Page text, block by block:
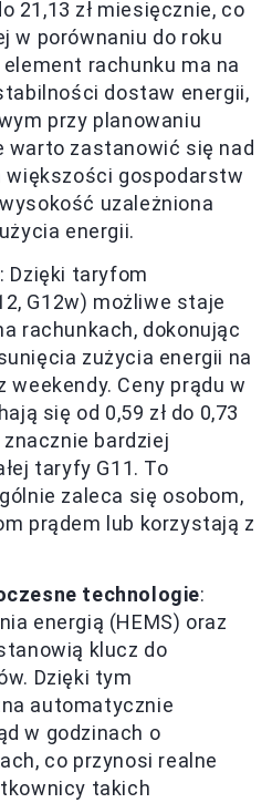
21,13 zł miesięcznie, co
w porównaniu do roku
rachunku ma na
dostaw energii,
przy planowaniu
warto zastanowić się nad
większości gospodarstw
uzależniona
energii.
: Dzięki taryfom
G12w) możliwe staje
rachunkach, dokonując
zużycia energii na
weekendy. Ceny prądu w
się od 0,59 zł do 0,73
znacznie bardziej
taryfy G11. To
zaleca się osobom,
prądem lub korzystają z
technologie:
energią (HEMS) oraz
klucz do
Dzięki tym
automatycznie
w godzinach o
co przynosi realne
takich